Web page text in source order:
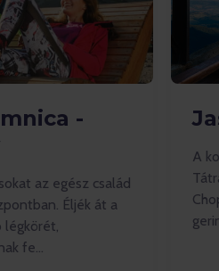
-
az egész család
Éljék át a
fe...
A